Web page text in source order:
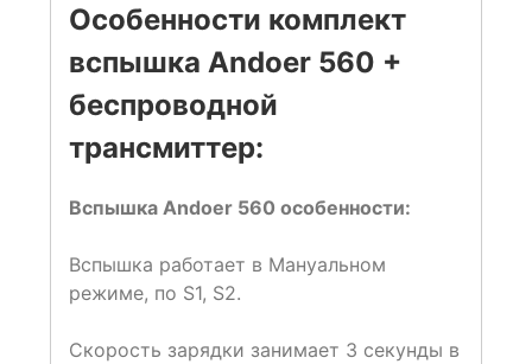
Особенности комплект
вспышка Andoer 560 +
беспроводной
трансмиттер:
Вспышка Andoer 560 особенности:
Вспышка работает в Мануальном
режиме, по S1, S2.
Скорость зарядки занимает 3 секунды в